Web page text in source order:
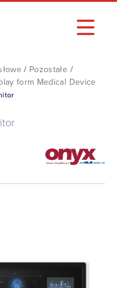
/ Pozostałe /
form Medical Device